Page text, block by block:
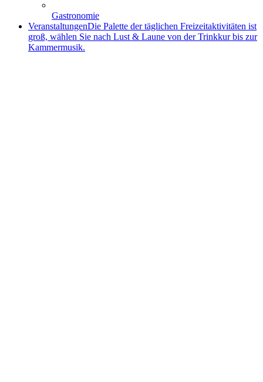
Gastronomie
VeranstaltungenDie Palette der täglichen Freizeitaktivitäten ist
groß, wählen Sie nach Lust & Laune von der Trinkkur bis zur
Kammermusik.